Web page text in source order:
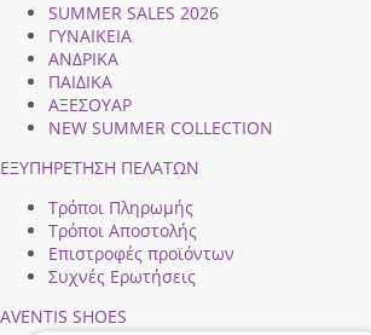
SUMMER SALES 2026
ΓΥΝΑΙΚΕΙΑ
ΑΝΔΡΙΚΑ
ΠΑΙΔΙΚΑ
ΑΞΕΣΟΥΑΡ
NEW SUMMER COLLECTION
ΕΞΥΠΗΡΕΤΗΣΗ ΠΕΛΑΤΩΝ
Τρόποι Πληρωμής
Τρόποι Αποστολής
Επιστροφές προϊόντων
Συχνές Ερωτήσεις
AVENTIS SHOES